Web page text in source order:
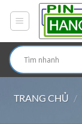
dung
TRANG CHỦ /